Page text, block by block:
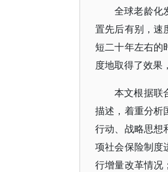
全球老龄化
置先后有别，速
短二十年左右的
度地取得了效果
本文根据联
描述，着重分析
行动、战略思想
项社会保险制度
行增量改革情况